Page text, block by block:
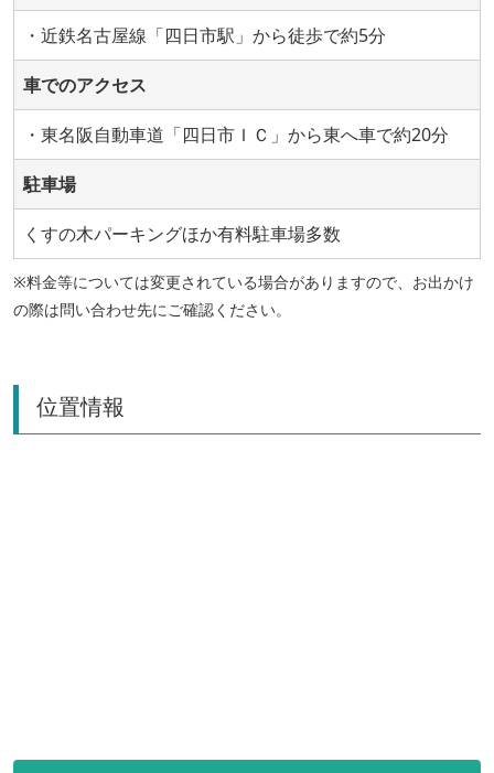
・近鉄名古屋線「四日市駅」から徒歩で約5分
車でのアクセス
・東名阪自動車道「四日市ＩＣ」から東へ車で約20分
駐車場
くすの木パーキングほか有料駐車場多数
※料金等については変更されている場合がありますので、お出かけ
の際は問い合わせ先にご確認ください。
位置情報